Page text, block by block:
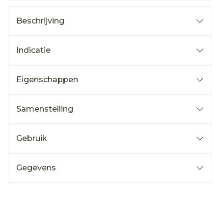
Beschrijving
Indicatie
Eigenschappen
Samenstelling
Gebruik
Gegevens